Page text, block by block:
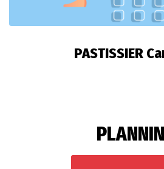
PASTISSIER